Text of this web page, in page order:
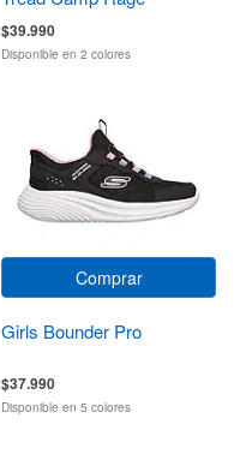
$39.990
Disponible en 2 colores
Comprar
Girls Bounder Pro
$37.990
Disponible en 5 colores